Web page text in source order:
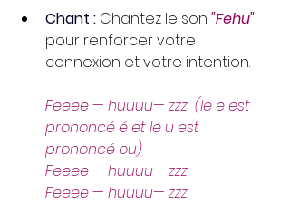
Chant : Chantez le son "Fehu"
pour renforcer votre
connexion et votre intention.
Feeee — huuuu— zzz  (le e est
prononcé é et le u est
prononcé ou)
Feeee — huuuu— zzz
Feeee — huuuu— zzz